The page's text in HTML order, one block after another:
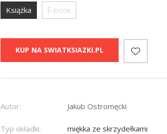
Książka E-book
KUP NA SWIATKSIAZKI.PL
Autor: Jakub Ostromęcki
Typ okładki: miękka ze skrzydełkami